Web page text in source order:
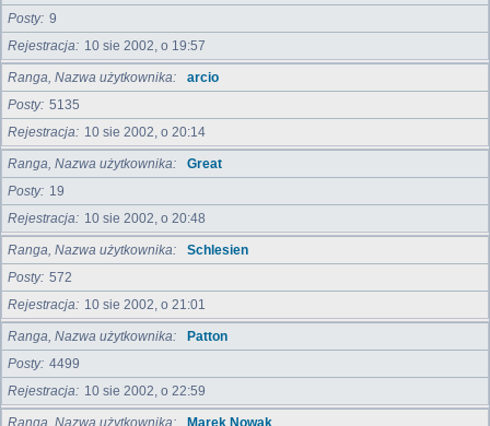
Posty 9
Rejestracja
10 sie 2002, o 19:57
Ranga, Nazwa użytkownika
arcio
Posty 5135
Rejestracja
10 sie 2002, o 20:14
Ranga, Nazwa użytkownika
Great
Posty
19
Rejestracja
10 sie 2002, o 20:48
Ranga, Nazwa użytkownika
Schlesien
Posty 572
Rejestracja
10 sie 2002, o 21:01
Ranga, Nazwa użytkownika
Patton
Posty 4499
Rejestracja
10 sie 2002, o 22:59
Ranga, Nazwa użytkownika
Marek Nowak